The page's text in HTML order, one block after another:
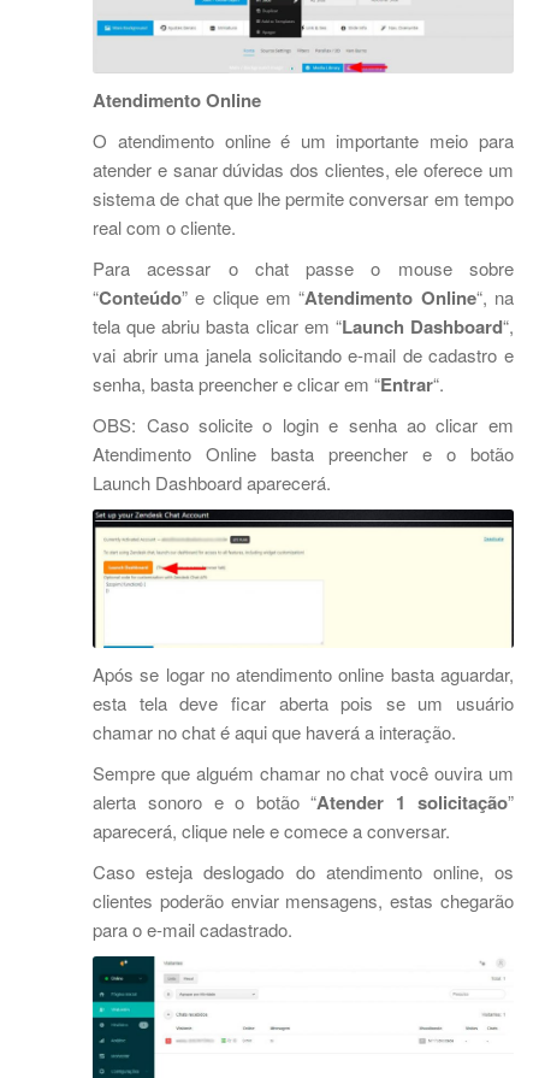
Atendimento Online
O atendimento online é um importante meio para
atender e sanar dúvidas dos clientes, ele oferece um
sistema de chat que lhe permite conversar em tempo
real com o cliente.
Para acessar o chat passe o mouse sobre
“Conteúdo” e clique em “Atendimento Online“, na
tela que abriu basta clicar em “Launch Dashboard“,
vai abrir uma janela solicitando e-mail de cadastro e
senha, basta preencher e clicar em “Entrar“.
OBS: Caso solicite o login e senha ao clicar em
Atendimento Online basta preencher e o botão
Launch Dashboard aparecerá.
Após se logar no atendimento online basta aguardar,
esta tela deve ficar aberta pois se um usuário
chamar no chat é aqui que haverá a interação.
Sempre que alguém chamar no chat você ouvira um
alerta sonoro e o botão “Atender 1 solicitação”
aparecerá, clique nele e comece a conversar.
Caso esteja deslogado do atendimento online, os
clientes poderão enviar mensagens, estas chegarão
para o e-mail cadastrado.